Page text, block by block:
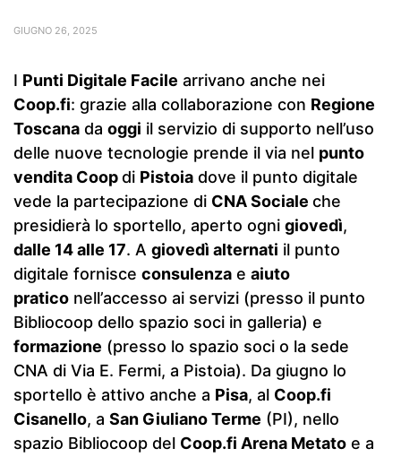
GIUGNO 26, 2025
I Punti Digitale Facile arrivano anche nei
Coop.fi: grazie alla collaborazione con Regione
Toscana da oggi il servizio di supporto nell’uso
delle nuove tecnologie prende il via nel punto
vendita Coopdi Pistoia dove il punto digitale
vede la partecipazione di CNA Sociale che
presidierà lo sportello, aperto ogni giovedì,
dalle 14 alle 17. A giovedì alternati il punto
digitale fornisce consulenza e aiuto
pratico nell’accesso ai servizi (presso il punto
Bibliocoop dello spazio soci in galleria) e
formazione (presso lo spazio soci o la sede
CNA di Via E. Fermi, a Pistoia). Da giugno lo
sportello è attivo anche a Pisa, al Coop.fi
Cisanello, a San Giuliano Terme (PI), nello
spazio Bibliocoop del Coop.fi Arena Metato e a